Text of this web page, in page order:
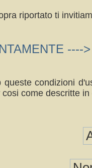
riportato ti
----
condizioni
come descritte